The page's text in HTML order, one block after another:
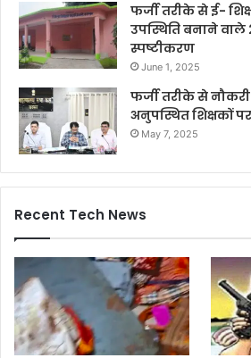
फर्जी तरीके से ई-
उपस्थिति बनाने वाले
स्पष्टीकरण
June 1, 2025
फर्जी तरीके से
अनुपस्थित शिक्षकों
May 7, 2025
Recent Tech News